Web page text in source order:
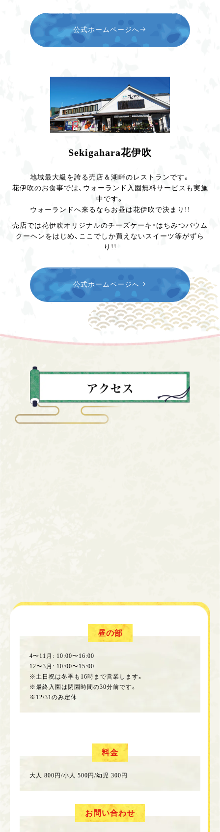
公式ホームページへ
Sekigahara花伊吹
地域最大級を誇る売店＆湖畔のレストランです。
花伊吹のお食事では、ウォーランド入園無料サービスも実施
中です。
ウォーランドへ来るならお昼は花伊吹で決まり!!
売店では花伊吹オリジナルのチーズケーキ・はちみつバウム
クーヘンをはじめ、ここでしか買えないスイーツ等がずら
り!!
公式ホームページへ
昼の部
4〜11月: 10:00〜16:00
12〜3月: 10:00〜15:00
※土日祝は冬季も16時まで営業します。
※最終入園は閉園時間の30分前です。
※12/31のみ定休
料金
大人 800円/小人 500円/幼児 300円
お問い合わせ